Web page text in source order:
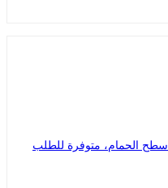
سطح الحمام، متوفرة للطلب